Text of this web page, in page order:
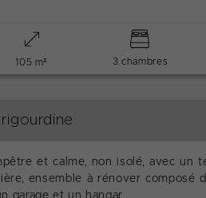
105 m² 3 chambres
et calme, non isolé, avec un
ensemble à rénover composé